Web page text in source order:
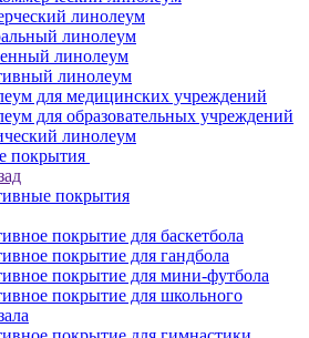
линолеум
линолеум
линолеум
линолеум
для медицинских учреждений
для образовательных учреждений
линолеум
покрытия
покрытия
покрытие для баскетбола
покрытие для гандбола
покрытие для мини-футбола
покрытие для школьного